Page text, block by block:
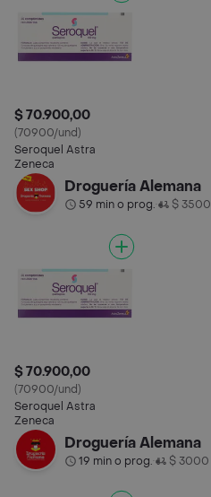
$ 70.900,00
(70900/und)
Seroquel Astra
Zeneca
Droguería Alemana
59 min o prog.• $ 3500
$ 70.900,00
(70900/und)
Seroquel Astra
Zeneca
Droguería Alemana
19 min o prog.• $ 3000